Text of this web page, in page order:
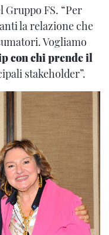
Gruppo FS. “Per
la relazione che
Vogliamo
con chi prende il
stakeholder”.